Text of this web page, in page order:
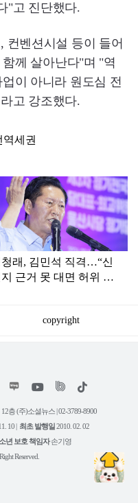
"고 진단했다.
컨벤션시설 등이 들어
께 살아난다"며 "역
이 아니라 원도심 전
고 강조했다.
역세권
청래, 김민석 직격…“신
근거 못 대면 허위 신
copyright
위
트
유
튜
틱
층 (주)소셜뉴스 | 02-3789-8900
10 | 최초 발행일2010. 02. 02
년 보호 책임자손기영
Reserved.